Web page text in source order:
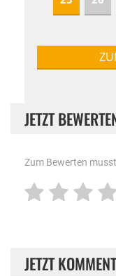
JETZT
Zum Bewerten
JETZT